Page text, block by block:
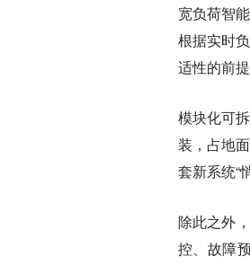
宽负荷智
根据实时
适性的前
模块化可
装，占地
套新系统“
除此之外
控、故障